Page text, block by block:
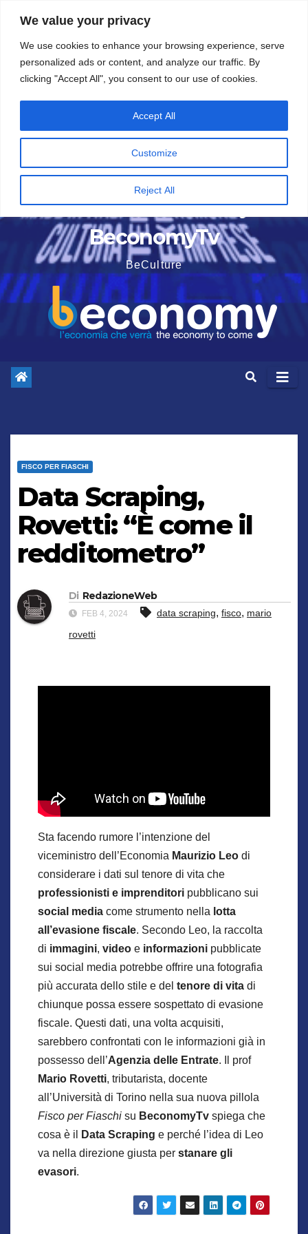
We value your privacy
We use cookies to enhance your browsing experience, serve
personalized ads or content, and analyze our traffic. By
clicking "Accept All", you consent to our use of cookies.
Customize
Reject All
Accept All
contenuto
5 Agosto 2026
BeconomyTv
BeCulture
FISCO PER FIASCHI
Data Scraping,
Rovetti: “È come il
redditometro”
Di RedazioneWeb
FEB 4, 2024 data scraping, fisco, mario
rovetti
Sta facendo rumore l’intenzione del
viceministro dell’Economia Maurizio Leo di
considerare i dati sul tenore di vita che
professionisti e imprenditori pubblicano sui
social media come strumento nella lotta
all’evasione fiscale. Secondo Leo, la raccolta
di immagini, video e informazioni pubblicate
sui social media potrebbe offrire una fotografia
più accurata dello stile e del tenore di vita di
chiunque possa essere sospettato di evasione
fiscale. Questi dati, una volta acquisiti,
sarebbero confrontati con le informazioni già in
possesso dell’Agenzia delle Entrate. Il prof
Mario Rovetti, tributarista, docente
all’Università di Torino nella sua nuova pillola
Fisco per Fiaschi su BeconomyTv spiega che
cosa è il
Data Scraping e perché l’idea di Leo
va nella direzione giusta per stanare gli
evasori.